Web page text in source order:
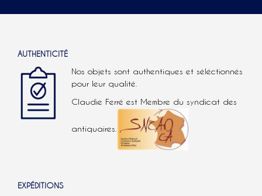
variations.
la
du
produit
AUTHENTICITÉ
Nos objets sont authentiques et séléctionnés
pour leur qualité.
Claudie Ferré est Membre du syndicat des
antiquaires.
EXPÉDITIONS